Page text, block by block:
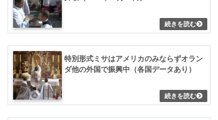
特別形式ミサはアメリカのみならずオラン
ダ他の外国で振興中（各国データあり）